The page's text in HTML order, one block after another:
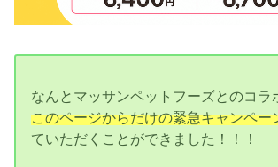
なんとマッサンペットフーズとのコラ
このページからだけの緊急キャンペー
ていただくことができました！！！